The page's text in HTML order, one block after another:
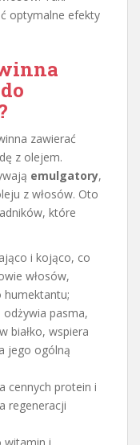
optymalne efekty
zawierać
z olejem.
emulgatory,
z włosów. Oto
które
i kojąco, co
włosów,
humektantu;
pasma,
białko, wspiera
jego ogólną
cennych protein i
regeneracji
witamin i